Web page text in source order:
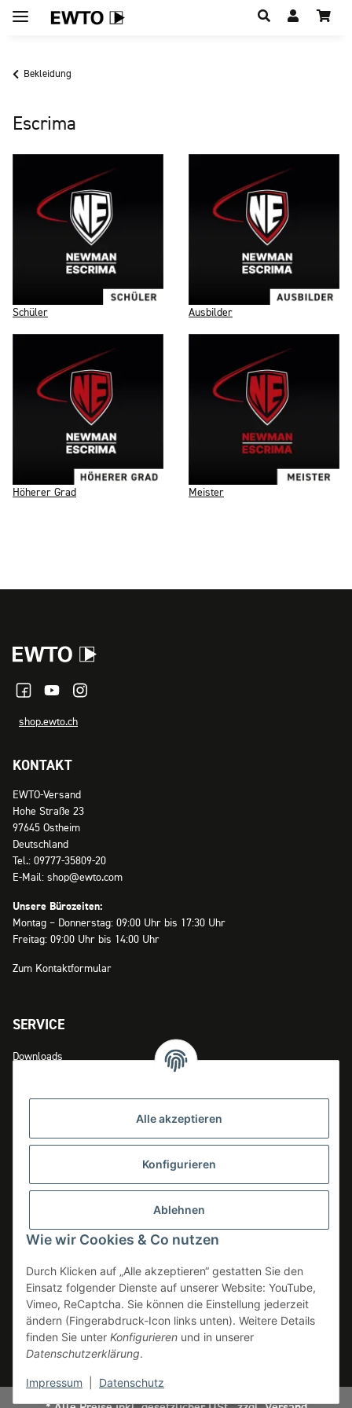
Bekleidung
Escrima
Schüler Ausbilder
Höherer Grad Meister
shop.ewto.ch
KONTAKT
EWTO-Versand
Hohe Straße 23
97645 Ostheim
Deutschland
Tel.: 09777-35809-20
E-Mail: shop@ewto.com
Unsere Bürozeiten:
Montag – Donnerstag: 09:00 Uhr bis 17:30 Uhr
Freitag: 09:00 Uhr bis 14:00 Uhr
Zum Kontaktformular
SERVICE
Downloads
Widerrufsrecht
INFOS
Erklärung zur Barrierefreiheit
Verpackungsinformationen
Alle akzeptieren
Konfigurieren
Ablehnen
Wie wir Cookies & Co nutzen
Durch Klicken auf „Alle akzeptieren“ gestatten Sie den
Einsatz folgender Dienste auf unserer Website: YouTube,
Vimeo, ReCaptcha. Sie können die Einstellung jederzeit
ändern (Fingerabdruck-Icon links unten). Weitere Details
finden Sie unter Konfigurieren und in unserer
Datenschutzerklärung.
Impressum Datenschutz